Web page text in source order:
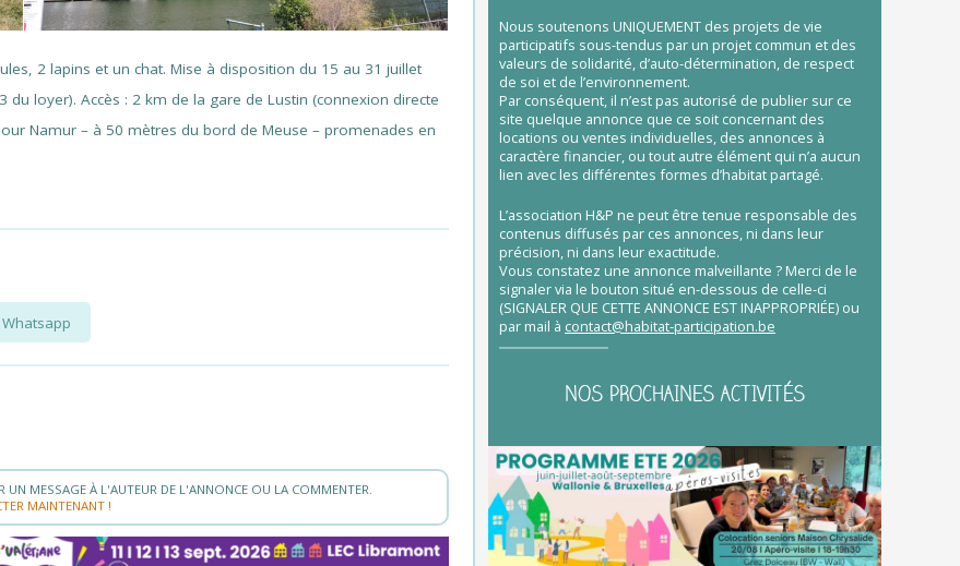
2 lapins et un chat. Mise à disposition du 15 au 31 juillet
loyer). Accès : 2 km de la gare de Lustin (connexion directe
Namur – à 50 mètres du bord de Meuse – promenades en
Whatsapp
MESSAGE À L'AUTEUR DE L'ANNONCE OU LA COMMENTER.
MAINTENANT !
Nous soutenons UNIQUEMENT des projets de vie
participatifs sous-tendus par un projet commun et des
valeurs de solidarité, d’auto-détermination, de respect
de soi et de l’environnement.
Par conséquent, il n’est pas autorisé de publier sur ce
site quelque annonce que ce soit concernant des
locations ou ventes individuelles, des annonces à
caractère financier, ou tout autre élément qui n’a aucun
lien avec les différentes formes d’habitat partagé.
L’association H&P ne peut être tenue responsable des
contenus diffusés par ces annonces, ni dans leur
précision, ni dans leur exactitude.
Vous constatez une annonce malveillante ? Merci de le
signaler via le bouton situé en-dessous de celle-ci
(SIGNALER QUE CETTE ANNONCE EST INAPPROPRIÉE) ou
par mail à contact@habitat-participation.be
NOS PROCHAINES ACTIVITÉS